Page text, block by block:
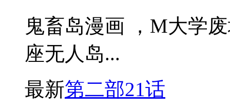
鬼畜岛漫画 ，M大学
座无人岛...
最新第二部21话